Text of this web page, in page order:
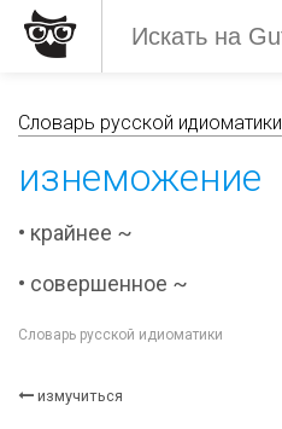
Словарь русской идиоматики
изнеможение
• крайнее ~
• совершенное ~
Словарь русской идиоматики
измучиться